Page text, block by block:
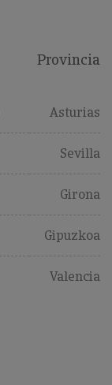
Provincia
Asturias
Sevilla
Girona
Gipuzkoa
Valencia